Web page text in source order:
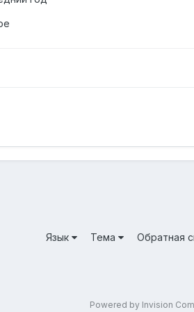
Язык Тема Обратная
Powered by Invision